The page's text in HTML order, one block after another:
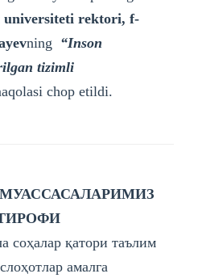
universiteti rektori, f-
ning “Inson
tizimli
chop etildi.
соҳалар қатори таълим
амалга